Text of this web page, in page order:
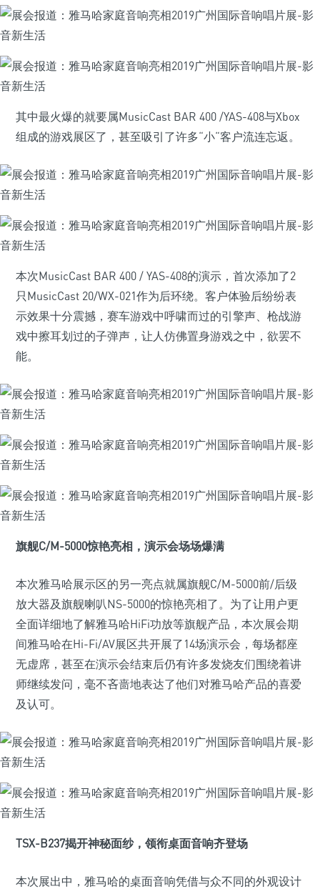
其中最火爆的就要属MusicCast BAR 400 /YAS-408与Xbox
组成的游戏展区了，甚至吸引了许多“小“客户流连忘返。
本次MusicCast BAR 400 / YAS-408的演示，首次添加了2
只MusicCast 20/WX-021作为后环绕。客户体验后纷纷表
示效果十分震撼，赛车游戏中呼啸而过的引擎声、枪战游
戏中擦耳划过的子弹声，让人仿佛置身游戏之中，欲罢不
能。
旗舰C/M-5000惊艳亮相，演示会场场爆满
本次雅马哈展示区的另一亮点就属旗舰C/M-5000前/后级
放大器及旗舰喇叭NS-5000的惊艳亮相了。为了让用户更
全面详细地了解雅马哈HiFi功放等旗舰产品，本次展会期
间雅马哈在Hi-Fi/AV展区共开展了14场演示会，每场都座
无虚席，甚至在演示会结束后仍有许多发烧友们围绕着讲
师继续发问，毫不吝啬地表达了他们对雅马哈产品的喜爱
及认可。
TSX-B237揭开神秘面纱，领衔桌面音响齐登场
本次展出中，雅马哈的桌面音响凭借与众不同的外观设计